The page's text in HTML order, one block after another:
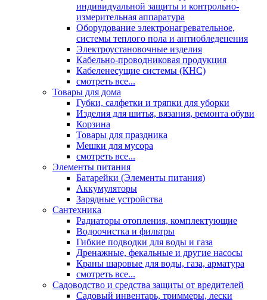
индивидуальной защиты и контрольно-
измерительная аппаратура
Оборудование электронагревательное,
системы теплого пола и антиобледенения
Электроустановочные изделия
Кабельно-проводниковая продукция
Кабеленесущие системы (КНС)
смотреть все...
Товары для дома
Губки, салфетки и тряпки для уборки
Изделия для шитья, вязания, ремонта обуви
Корзина
Товары для праздника
Мешки для мусора
смотреть все...
Элементы питания
Батарейки (Элементы питания)
Аккумуляторы
Зарядные устройства
Сантехника
Радиаторы отопления, комплектующие
Водоочистка и фильтры
Гибкие подводки для воды и газа
Дренажные, фекальные и другие насосы
Краны шаровые для воды, газа, арматура
смотреть все...
Садоводство и средства защиты от вредителей
Садовый инвентарь, триммеры, лески